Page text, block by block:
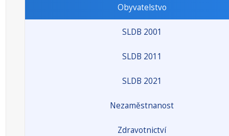
Obyvatelstvo
SLDB 2001
SLDB 2011
SLDB 2021
Nezaměstnanost
Zdravotnictví